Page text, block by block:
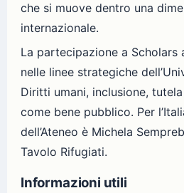
che si muove dentro una
internazionale.
La partecipazione a Scholars
nelle linee strategiche
Diritti umani, inclusione,
come bene pubblico. Per
dell’Ateneo è Michela
Tavolo Rifugiati.
Informazioni utili